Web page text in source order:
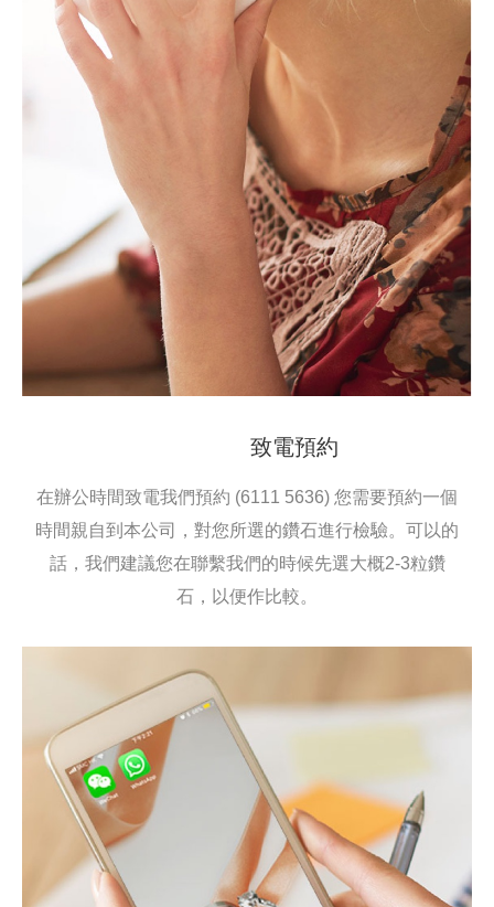
致電預約
在辦公時間致電我們預約 (6111 5636) 您需要預約一個
時間親自到本公司，對您所選的鑽石進行檢驗。可以的
話，我們建議您在聯繫我們的時候先選大概2-3粒鑽
石，以便作比較。